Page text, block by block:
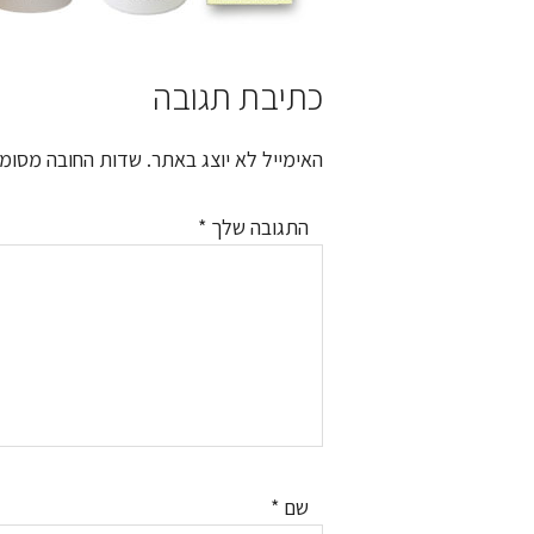
Reader
Interactions
כתיבת תגובה
האימייל לא יוצג באתר. שדות החובה
התגובה שלך *
שם *